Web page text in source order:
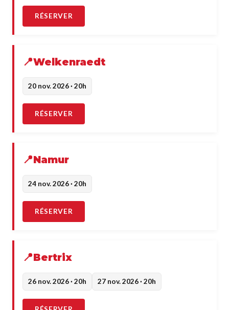
RÉSERVER
Welkenraedt
20 nov. 2026 · 20h
RÉSERVER
Namur
24 nov. 2026 · 20h
RÉSERVER
Bertrix
26 nov. 2026 · 20h 27 nov. 2026 · 20h